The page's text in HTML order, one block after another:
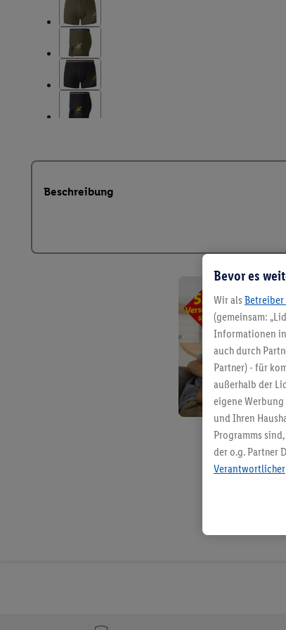
Beschreibung
Bevor es
Wir als
(gemeinsam:
Informationen
auch durch
Partner) - für
außerhalb der
eigene
und Ihren
Programms
der o.g. Partner
Verantwortlicher
Kaufverhalten
genauen
Sicherung und